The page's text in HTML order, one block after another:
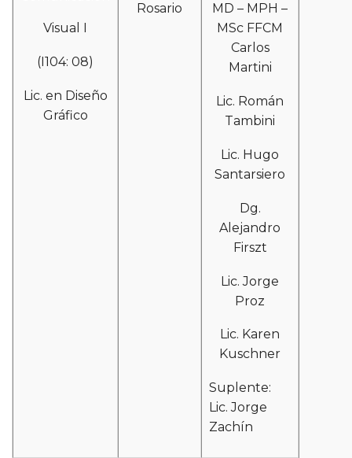
Visual I
(I104: 08)
Lic. en Diseño
Gráfico
Rosario
MD – MPH –
MSc FFCM
Carlos
Martini
Lic. Román
Tambini
Lic. Hugo
Santarsiero
Dg.
Alejandro
Firszt
Lic. Jorge
Proz
Lic. Karen
Kuschner
Suplente:
Lic. Jorge
Zachín